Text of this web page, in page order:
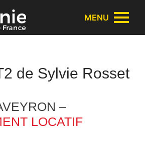
cookies
MENU
de Sylvie Rosset
–
LOCATIF